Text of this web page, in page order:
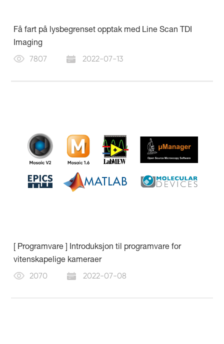
Få fart på lysbegrenset opptak med Line Scan TDI
Imaging
7807 2022-07-13
[ Programvare ] Introduksjon til programvare for
vitenskapelige kameraer
2070 2022-07-08